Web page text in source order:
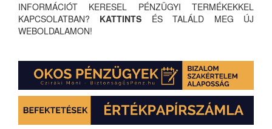
INFORMÁCIÓT KERESEL PÉNZÜGYI TERMÉKEKKEL
KAPCSOLATBAN? KATTINTS ÉS TALÁLD MEG ÚJ
WEBOLDALAMON!